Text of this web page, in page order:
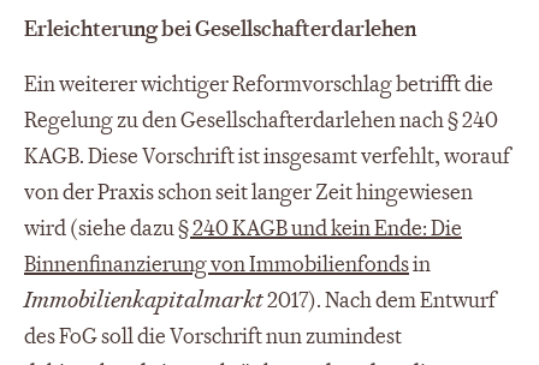
Erleichterung bei Gesellschafterdarlehen
Ein weiterer wichtiger Reformvorschlag betrifft die
Regelung zu den Gesellschafterdarlehen nach § 240
KAGB. Diese Vorschrift ist insgesamt verfehlt, worauf
von der Praxis schon seit langer Zeit hingewiesen
wird (siehe dazu§ 240 KAGB und kein Ende: Die
Binnenfinanzierung von Immobilienfondsin
Immobilienkapitalmarkt2017). Nach dem Entwurf
des FoG soll die Vorschrift nun zumindest